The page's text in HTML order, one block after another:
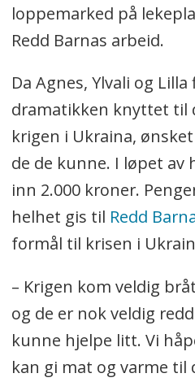
loppemarked på
Redd Barnas arbeid.
Da Agnes, Ylvali og
dramatikken knyttet til
krigen i Ukraina,
de de kunne. I løpet av
inn 2.000 kroner.
helhet gis til Redd
formål til krisen i
– Krigen kom veldig
og de er nok veldig
kunne hjelpe litt. Vi
kan gi mat og varme til